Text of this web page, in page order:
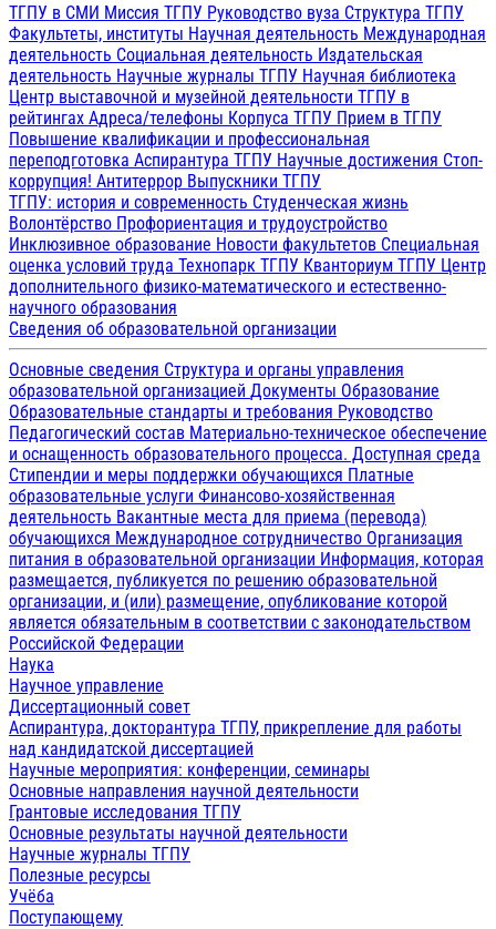
ТГПУ в СМИ Миссия ТГПУ Руководство вуза Структура ТГПУ
Факультеты, институты Научная деятельность Международная
деятельность Социальная деятельность Издательская
деятельность Научные журналы ТГПУ Научная библиотека
Центр выставочной и музейной деятельности ТГПУ в
рейтингах Адреса/телефоны Корпуса ТГПУ Прием в ТГПУ
Повышение квалификации и профессиональная
переподготовка Аспирантура ТГПУ Научные достижения Стоп-
коррупция! Антитеррор Выпускники ТГПУ
ТГПУ: история и современность Студенческая жизнь
Волонтёрство Профориентация и трудоустройство
Инклюзивное образование Новости факультетов Специальная
оценка условий труда Технопарк ТГПУ Кванториум ТГПУ Центр
дополнительного физико-математического и естественно-
научного образования
Сведения об образовательной организации
Основные сведения Структура и органы управления
образовательной организацией Документы Образование
Образовательные стандарты и требования Руководство
Педагогический состав Материально-техническое обеспечение
и оснащенность образовательного процесса. Доступная среда
Стипендии и меры поддержки обучающихся Платные
образовательные услуги Финансово-хозяйственная
деятельность Вакантные места для приема (перевода)
обучающихся Международное сотрудничество Организация
питания в образовательной организации Информация, которая
размещается, публикуется по решению образовательной
организации, и (или) размещение, опубликование которой
является обязательным в соответствии с законодательством
Российской Федерации
Наука
Научное управление
Диссертационный совет
Аспирантура, докторантура ТГПУ, прикрепление для работы
над кандидатской диссертацией
Научные мероприятия: конференции, семинары
Основные направления научной деятельности
Грантовые исследования ТГПУ
Основные результаты научной деятельности
Научные журналы ТГПУ
Полезные ресурсы
Учёба
Поступающему